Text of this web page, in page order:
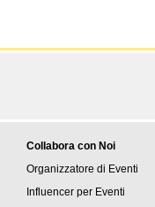
Collabora con Noi
Organizzatore di Eventi
Influencer per Eventi